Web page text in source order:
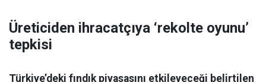
Üreticiden ihracatçıya ‘rekolte oyunu’
tepkisi
Türkiye’deki fındık piyasasını etkileyeceği belirtilen